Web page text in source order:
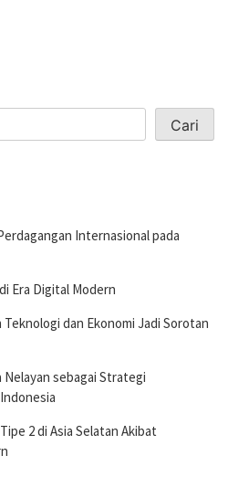
Cari
Internasional pada
Era Digital Modern
dan Ekonomi Jadi Sorotan
sebagai Strategi
2 di Asia Selatan Akibat